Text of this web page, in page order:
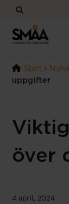
Hoppa till innehåll
Start ›
uppgifter
över
4 april, 2024